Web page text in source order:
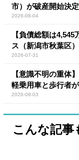
市）が破産開始決定
2026-08-04
【負債総額は
ス（新潟市秋葉区
2026-07-31
【意識不明の重体
軽乗用車と歩行者
2026-08-03
こんな記事